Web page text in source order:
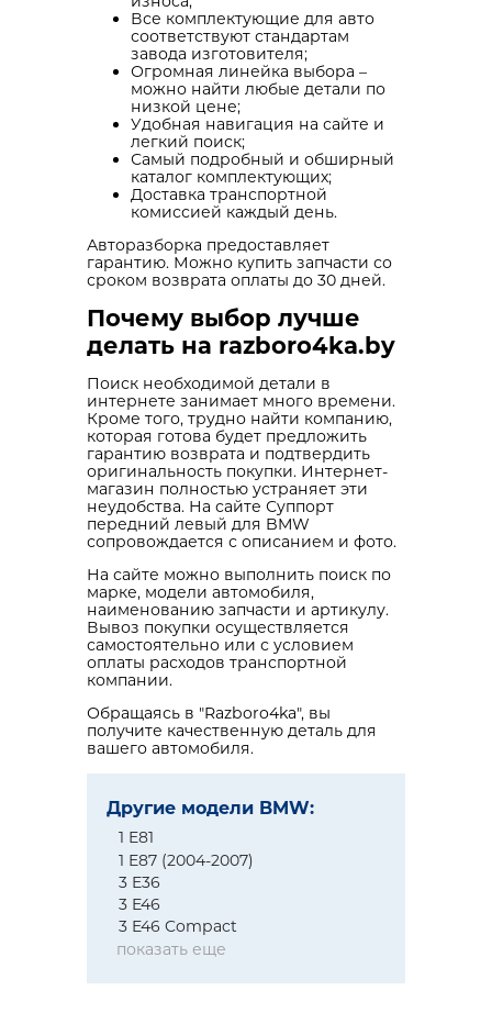
Все комплектующие для авто
соответствуют стандартам
завода изготовителя;
Огромная линейка выбора –
можно найти любые детали по
низкой цене;
Удобная навигация на сайте и
легкий поиск;
Самый подробный и обширный
каталог комплектующих;
Доставка транспортной
комиссией каждый день.
Авторазборка предоставляет
гарантию. Можно купить запчасти со
сроком возврата оплаты до 30 дней.
Почему выбор лучше
делать на razboro4ka.by
Поиск необходимой детали в
интернете занимает много времени.
Кроме того, трудно найти компанию,
которая готова будет предложить
гарантию возврата и подтвердить
оригинальность покупки. Интернет-
магазин полностью устраняет эти
неудобства. На сайте Суппорт
передний левый для BMW
сопровождается с описанием и фото.
На сайте можно выполнить поиск по
марке, модели автомобиля,
наименованию запчасти и артикулу.
Вывоз покупки осуществляется
самостоятельно или с условием
оплаты расходов транспортной
компании.
Обращаясь в "Razboro4ka", вы
получите качественную деталь для
вашего автомобиля.
Другие модели BMW:
1 E81
1 E87 (2004-2007)
3 E36
3 E46
3 E46 Compact
показать еще